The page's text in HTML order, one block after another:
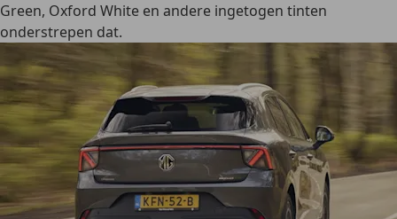
Green, Oxford White en andere ingetogen tinten
onderstrepen dat.